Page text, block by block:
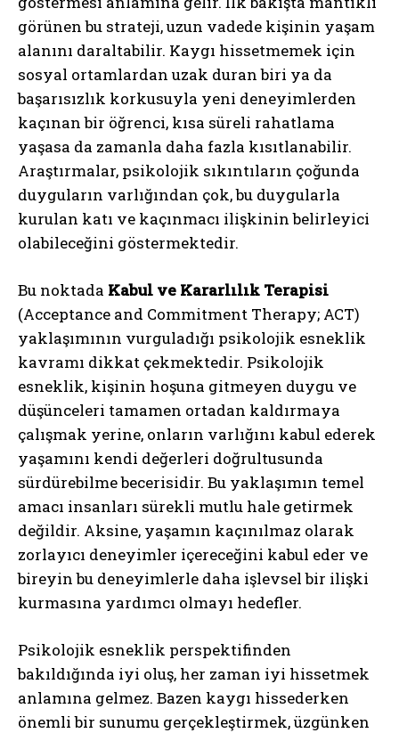
görünen bu strateji, uzun vadede kişinin yaşam
alanını daraltabilir. Kaygı hissetmemek için
sosyal ortamlardan uzak duran biri ya da
başarısızlık korkusuyla yeni deneyimlerden
kaçınan bir öğrenci, kısa süreli rahatlama
yaşasa da zamanla daha fazla kısıtlanabilir.
Araştırmalar, psikolojik sıkıntıların çoğunda
duyguların varlığından çok, bu duygularla
kurulan katı ve kaçınmacı ilişkinin belirleyici
olabileceğini göstermektedir.
Bu noktada Kabul ve Kararlılık Terapisi
(Acceptance and Commitment Therapy; ACT)
yaklaşımının vurguladığı psikolojik esneklik
kavramı dikkat çekmektedir. Psikolojik
esneklik, kişinin hoşuna gitmeyen duygu ve
düşünceleri tamamen ortadan kaldırmaya
çalışmak yerine, onların varlığını kabul ederek
yaşamını kendi değerleri doğrultusunda
sürdürebilme becerisidir. Bu yaklaşımın temel
amacı insanları sürekli mutlu hale getirmek
değildir. Aksine, yaşamın kaçınılmaz olarak
zorlayıcı deneyimler içereceğini kabul eder ve
bireyin bu deneyimlerle daha işlevsel bir ilişki
kurmasına yardımcı olmayı hedefler.
Psikolojik esneklik perspektifinden
bakıldığında iyi oluş, her zaman iyi hissetmek
anlamına gelmez. Bazen kaygı hissederken
önemli bir sunumu gerçekleştirmek, üzgünken